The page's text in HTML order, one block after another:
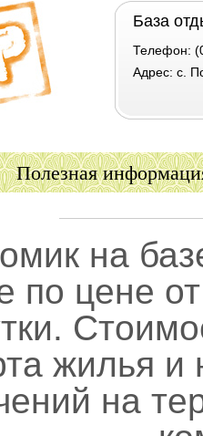
База
Телефон:
Адрес: с.
Полезная
на
по цене
жилья и
на